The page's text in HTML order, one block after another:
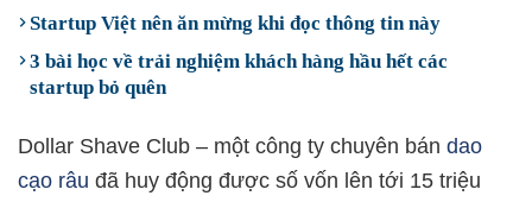
Startup Việt nên ăn mừng khi đọc thông tin này
3 bài học về trải nghiệm khách hàng hầu hết các
startup bỏ quên
Dollar Shave Club – một công ty chuyên bán dao
cạo râu đã huy động được số vốn lên tới 15 triệu